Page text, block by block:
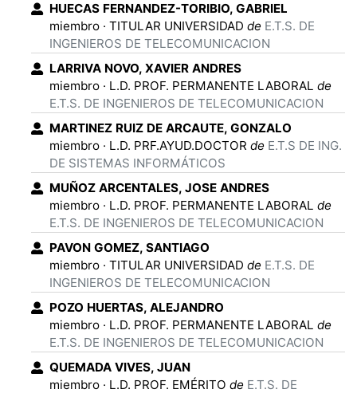
HUECAS FERNANDEZ-TORIBIO, GABRIEL
miembro · TITULAR UNIVERSIDAD de E.T.S. DE
INGENIEROS DE TELECOMUNICACION
LARRIVA NOVO, XAVIER ANDRES
miembro · L.D. PROF. PERMANENTE LABORAL de
E.T.S. DE INGENIEROS DE TELECOMUNICACION
MARTINEZ RUIZ DE ARCAUTE, GONZALO
miembro · L.D. PRF.AYUD.DOCTOR de E.T.S DE ING.
DE SISTEMAS INFORMÁTICOS
MUÑOZ ARCENTALES, JOSE ANDRES
miembro · L.D. PROF. PERMANENTE LABORAL de
E.T.S. DE INGENIEROS DE TELECOMUNICACION
PAVON GOMEZ, SANTIAGO
miembro · TITULAR UNIVERSIDAD de E.T.S. DE
INGENIEROS DE TELECOMUNICACION
POZO HUERTAS, ALEJANDRO
miembro · L.D. PROF. PERMANENTE LABORAL de
E.T.S. DE INGENIEROS DE TELECOMUNICACION
QUEMADA VIVES, JUAN
miembro · L.D. PROF. EMÉRITO de E.T.S. DE